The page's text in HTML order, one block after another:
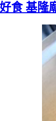
食 基隆